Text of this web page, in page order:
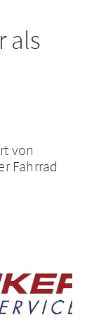
als
von
Fahrrad